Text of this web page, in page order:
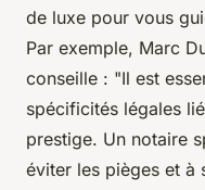
de luxe pour vous
Par exemple, Marc
conseille : "Il est
spécificités légales
prestige. Un notaire
éviter les pièges et à